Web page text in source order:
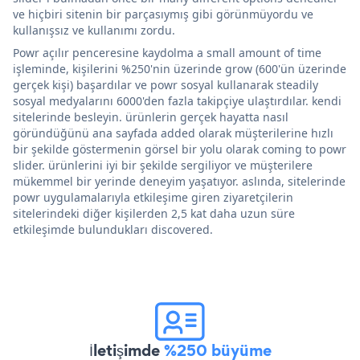
ve hiçbiri sitenin bir parçasıymış gibi görünmüyordu ve
kullanışsız ve kullanımı zordu.
Powr açılır penceresine kaydolma a small amount of time
işleminde, kişilerini %250'nin üzerinde grow (600'ün üzerinde
gerçek kişi) başardılar ve powr sosyal kullanarak steadily
sosyal medyalarını 6000'den fazla takipçiye ulaştırdılar. kendi
sitelerinde besleyin. ürünlerin gerçek hayatta nasıl
göründüğünü ana sayfada added olarak müşterilerine hızlı
bir şekilde göstermenin görsel bir yolu olarak coming to powr
slider. ürünlerini iyi bir şekilde sergiliyor ve müşterilere
mükemmel bir yerinde deneyim yaşatıyor. aslında, sitelerinde
powr uygulamalarıyla etkileşime giren ziyaretçilerin
sitelerindeki diğer kişilerden 2,5 kat daha uzun süre
etkileşimde bulundukları discovered.
İletişimde%250 büyüme